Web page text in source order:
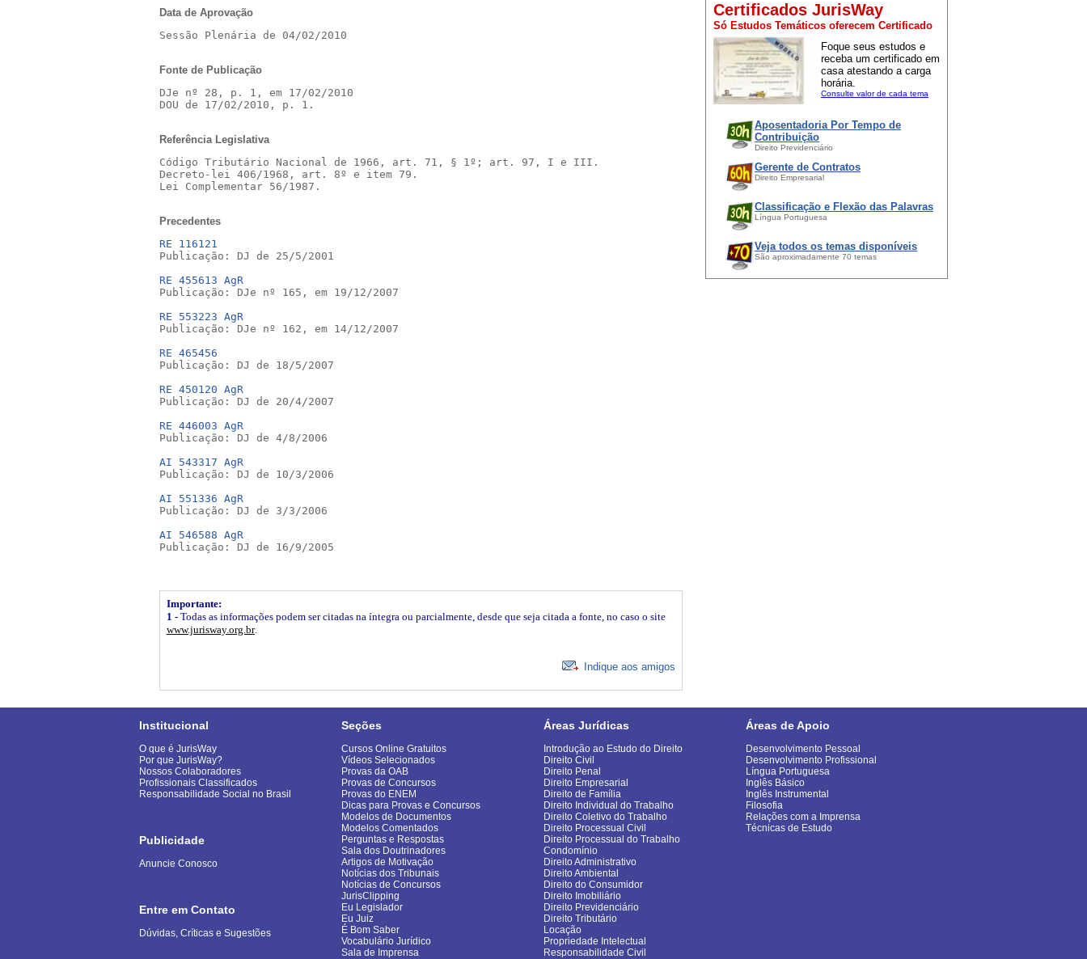
Certificados JurisWay
Só Estudos Temáticos oferecem Certificado
Foque seus estudos e
receba um certificado em
casa atestando a carga
horária.
Consulte valor de cada tema
Aposentadoria Por Tempo de
Contribuição
Direito Previdenciário
Gerente de Contratos
Direito Empresarial
Classificação e Flexão das Palavras
Língua Portuguesa
Veja todos os temas disponíveis
São aproximadamente 70 temas
Data de Aprovação
Sessão Plenária de 04/02/2010
Fonte de Publicação
DJe nº 28, p. 1, em 17/02/2010
DOU de 17/02/2010, p. 1.
Referência Legislativa
Código Tributário Nacional de 1966, art. 71, § 1º; art. 97, I e III.
Decreto-lei 406/1968, art. 8º e item 79.
Lei Complementar 56/1987.
Precedentes
RE 116121
Publicação: DJ de 25/5/2001
RE 455613 AgR
Publicação: DJe nº 165, em 19/12/2007
RE 553223 AgR
Publicação: DJe nº 162, em 14/12/2007
RE 465456
Publicação: DJ de 18/5/2007
RE 450120 AgR
Publicação: DJ de 20/4/2007
RE 446003 AgR
Publicação: DJ de 4/8/2006
AI 543317 AgR
Publicação: DJ de 10/3/2006
AI 551336 AgR
Publicação: DJ de 3/3/2006
AI 546588 AgR
Publicação: DJ de 16/9/2005
Importante:
1 - Todas as informações podem ser citadas na íntegra ou parcialmente, desde que seja citada a fonte, no caso o site
www.jurisway.org.br.
Indique aos amigos
Institucional
O que é JurisWay
Por que JurisWay?
Nossos Colaboradores
Profissionais Classificados
Responsabilidade Social no Brasil
Publicidade
Anuncie Conosco
Entre em Contato
Dúvidas, Críticas e Sugestões
Seções
Cursos Online Gratuitos
Vídeos Selecionados
Provas da OAB
Provas de Concursos
Provas do ENEM
Dicas para Provas e Concursos
Modelos de Documentos
Modelos Comentados
Perguntas e Respostas
Sala dos Doutrinadores
Artigos de Motivação
Notícias dos Tribunais
Notícias de Concursos
JurisClipping
Eu Legislador
Eu Juiz
É Bom Saber
Vocabulário Jurídico
Sala de Imprensa
Áreas Jurídicas
Introdução ao Estudo do Direito
Direito Civil
Direito Penal
Direito Empresarial
Direito de Família
Direito Individual do Trabalho
Direito Coletivo do Trabalho
Direito Processual Civil
Direito Processual do Trabalho
Condomínio
Direito Administrativo
Direito Ambiental
Direito do Consumidor
Direito Imobiliário
Direito Previdenciário
Direito Tributário
Locação
Propriedade Intelectual
Responsabilidade Civil
Áreas de Apoio
Desenvolvimento Pessoal
Desenvolvimento Profissional
Língua Portuguesa
Inglês Básico
Inglês Instrumental
Filosofia
Relações com a Imprensa
Técnicas de Estudo